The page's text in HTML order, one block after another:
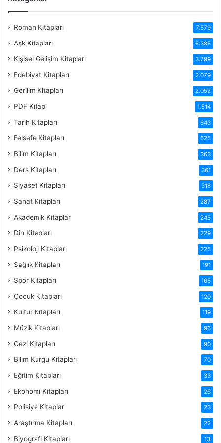
Roman Kitapları 7.579
Aşk Kitapları 6.385
Kişisel Gelişim Kitapları 3.799
Edebiyat Kitapları 2.079
Gerilim Kitapları 2.052
PDF Kitap 1.514
Tarih Kitapları 643
Felsefe Kitapları 625
Bilim Kitapları 363
Ders Kitapları 361
Siyaset Kitapları 318
Sanat Kitapları 287
Akademik Kitaplar 245
Din Kitapları 229
Psikoloji Kitapları 225
Sağlık Kitapları 191
Spor Kitapları 165
Çocuk Kitapları 120
Kültür Kitapları 119
Müzik Kitapları 96
Gezi Kitapları 90
Bilim Kurgu Kitapları 70
Eğitim Kitapları 33
Ekonomi Kitapları 26
Polisiye Kitaplar 23
Araştırma Kitapları 22
Biyografi Kitapları 13